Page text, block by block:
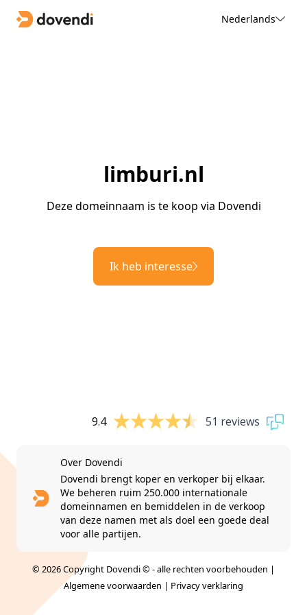
Nederlands
limburi.nl
Deze domeinnaam is te koop via Dovendi
Ik heb interesse
9.4 51 reviews
Over Dovendi
Dovendi brengt koper en verkoper bij elkaar.
We beheren ruim 250.000 internationale
domeinnamen en bemiddelen in de verkoop
van deze namen met als doel een goede deal
voor alle partijen.
© 2026 Copyright Dovendi © - alle rechten voorbehouden |
Algemene voorwaarden | Privacy verklaring